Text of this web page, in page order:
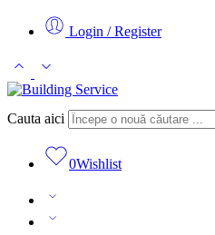
Login / Register
Cauta aici
0Wishlist